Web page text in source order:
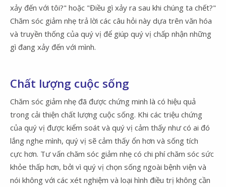
xảy đến với tôi?" hoặc "Điều gì xảy ra sau khi chúng ta chết?"
Chăm sóc giảm nhẹ trả lời các câu hỏi này dựa trên văn hóa
và truyền thống của quý vị để giúp quý vị chấp nhận những
gì đang xảy đến với mình.
Chất lượng cuộc sống
Chăm sóc giảm nhẹ đã được chứng minh là có hiệu quả
trong cải thiện chất lượng cuộc sống. Khi các triệu chứng
của quý vị được kiểm soát và quý vị cảm thấy như có ai đó
lắng nghe mình, quý vị sẽ cảm thấy ổn hơn và sống tích
cực hơn. Tư vấn chăm sóc giảm nhẹ có chi phí chăm sóc sức
khỏe thấp hơn, bởi vì quý vị chọn sống ngoài bệnh viện và
nói không với các xét nghiệm và loại hình điều trị không cần